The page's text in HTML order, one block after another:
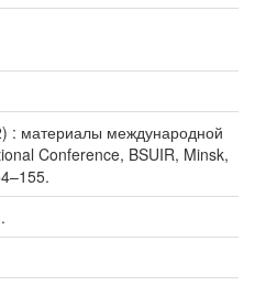
: материалы международной
Conference, BSUIR, Minsk,